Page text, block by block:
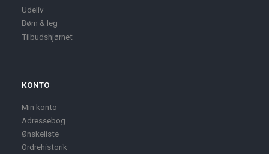
Udeliv
Børn & leg
Tilbudshjørnet
KONTO
Min konto
Adressebog
Ønskeliste
Ordrehistorik